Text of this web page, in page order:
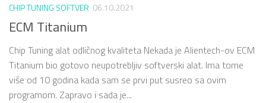
CHIP TUNING SOFTVER 06.10.2021
ECM Titanium
Chip Tuning alat odličnog kvaliteta Nekada je Alientech-ov ECM
Titanium bio gotovo neupotrebljiv softverski alat. Ima tome
više od 10 godina kada sam se prvi put susreo sa ovim
programom. Zapravo i sada je...